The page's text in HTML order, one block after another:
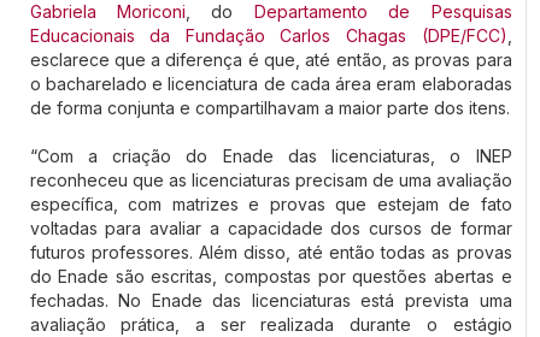
Gabriela Moriconi , do Departamento de Pesquisas
Educacionais da Fundação Carlos Chagas (DPE/FCC)
esclarece que a diferença é que, até então, as provas para
o bacharelado e licenciatura de cada área eram elaboradas
de forma conjunta e compartilhavam a maior parte dos itens.
“Com a criação do Enade das licenciaturas, o INEP
reconheceu que as licenciaturas precisam de uma avaliação
específica, com matrizes e provas que estejam de fato
voltadas para avaliar a capacidade dos cursos de formar
futuros professores. Além disso, até então todas as provas
do Enade são escritas, compostas por questões abertas e
fechadas. No Enade das licenciaturas está prevista uma
avaliação prática, a ser realizada durante o estágio